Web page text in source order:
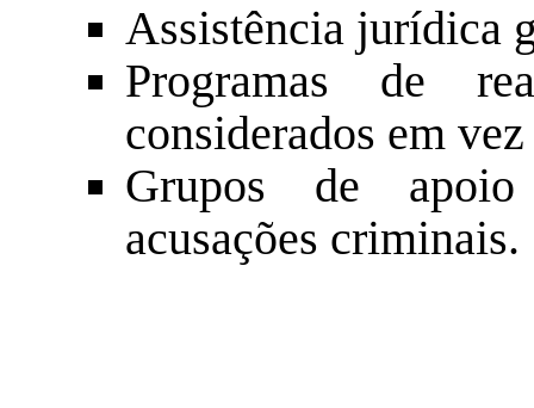
Assistência jurídica
Programas de
considerados em
Grupos de apoio
acusações criminais.